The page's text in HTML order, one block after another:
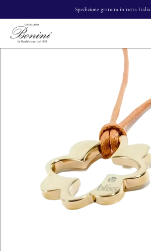
Spedizione gratuita in tutta Italia